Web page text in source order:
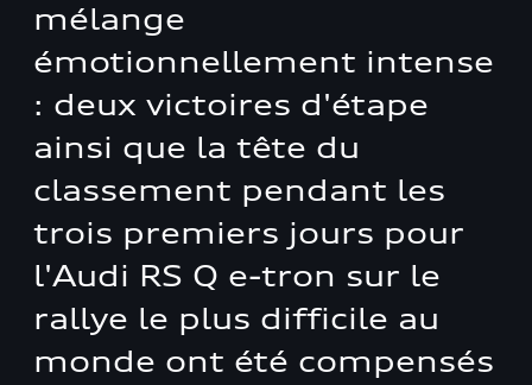
mélange
émotionnellement intense
: deux victoires d'étape
ainsi que la tête du
classement pendant les
trois premiers jours pour
l'Audi RS Q e-tron sur le
rallye le plus difficile au
monde ont été compensés